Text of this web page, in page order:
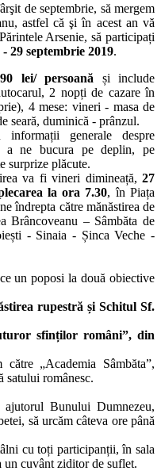
de septembrie, să mergem
astfel că şi în acest an vă
Arsenie, să participați
- 29 septembrie 2019.
lei/ persoană și include
2 nopți de cazare în
4 mese: vineri - masa de
seară, duminică - prânzul.
generale despre
a ne bucura pe deplin, pe
surprize plăcute.
va fi vineri dimineață, 27
la ora 7.30, în Piața
îndrepta către mănăstirea de
Brâncoveanu – Sâmbăta de
- Sinaia - Șinca Veche -
un poposi la două obiective
rupestră și Schitul Sf.
sfinților români”, din
„Academia Sâmbăta”,
satului românesc.
Bunului Dumnezeu,
să urcăm câteva ore până
cu toți participanții, în sala
cuvânt ziditor de suflet.